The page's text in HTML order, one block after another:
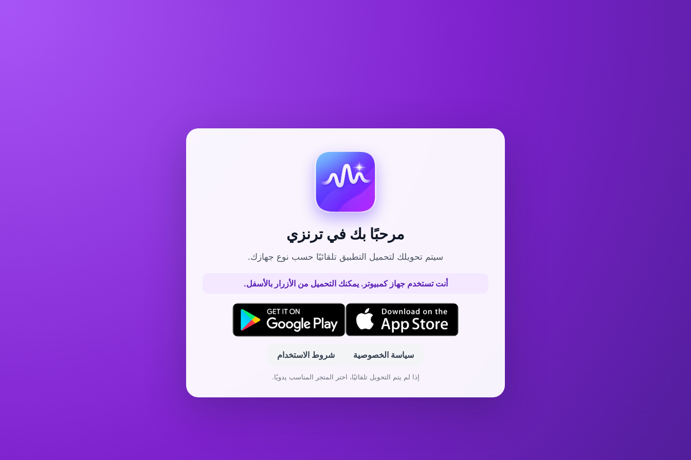
مرحبًا بك في ترنزي
سيتم تحويلك لتحميل التطبيق تلقائيًا حسب نوع جهازك.
أنت تستخدم جهاز كمبيوتر. يمكنك التحميل من الأزرار بالأسفل.
سياسة الخصوصية شروط الاستخدام
إذا لم يتم التحويل تلقائيًا، اختر المتجر المناسب يدويًا.